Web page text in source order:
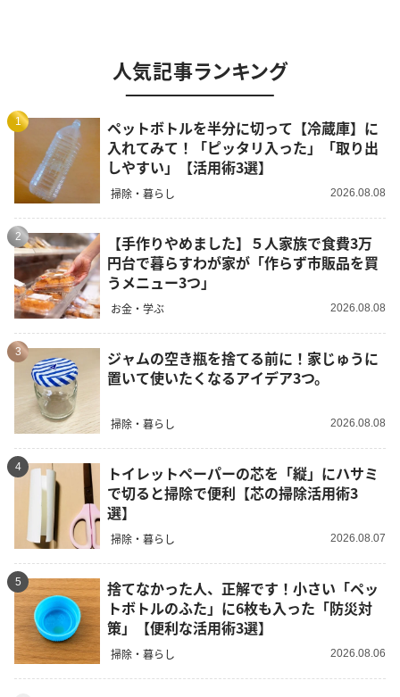
人気記事ランキング
1
ペットボトルを半分に切って【冷蔵庫】に
入れてみて！「ピッタリ入った」「取り出
しやすい」【活用術3選】
掃除・暮らし 2026.08.08
2
【手作りやめました】５人家族で食費3万
円台で暮らすわが家が「作らず市販品を買
うメニュー3つ」
お金・学ぶ 2026.08.08
3
ジャムの空き瓶を捨てる前に！家じゅうに
置いて使いたくなるアイデア3つ。
掃除・暮らし 2026.08.08
4
トイレットペーパーの芯を「縦」にハサミ
で切ると掃除で便利【芯の掃除活用術3
選】
掃除・暮らし 2026.08.07
5
捨てなかった人、正解です！小さい「ペッ
トボトルのふた」に6枚も入った「防災対
策」【便利な活用術3選】
掃除・暮らし 2026.08.06